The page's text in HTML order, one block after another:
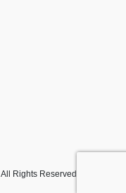
Rights Reserved.